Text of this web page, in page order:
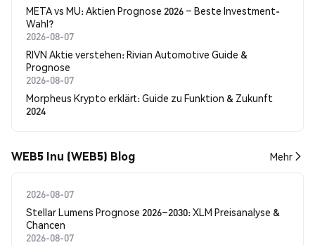
META vs MU: Aktien Prognose 2026 – Beste Investment-
Wahl?
2026-08-07
RIVN Aktie verstehen: Rivian Automotive Guide &
Prognose
2026-08-07
Morpheus Krypto erklärt: Guide zu Funktion & Zukunft
2024
WEB5 Inu (WEB5) Blog Mehr
2026-08-07
Stellar Lumens Prognose 2026–2030: XLM Preisanalyse &
Chancen
2026-08-07